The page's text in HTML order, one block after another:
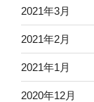
2021年3月
2021年2月
2021年1月
2020年12月